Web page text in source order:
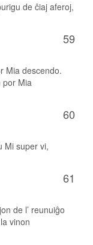
de ĉiaj aferoj,
59
Mia descendo.
por Mia
60
Mi super vi,
61
de l’ reunuiĝo
vinon